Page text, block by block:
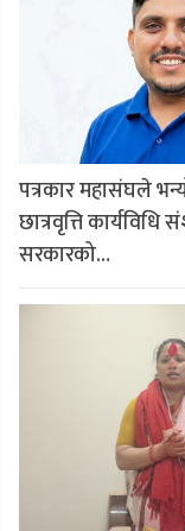
पत्रकार महासंघले
छात्रवृत्ति कार्यविधि
सरकारको…